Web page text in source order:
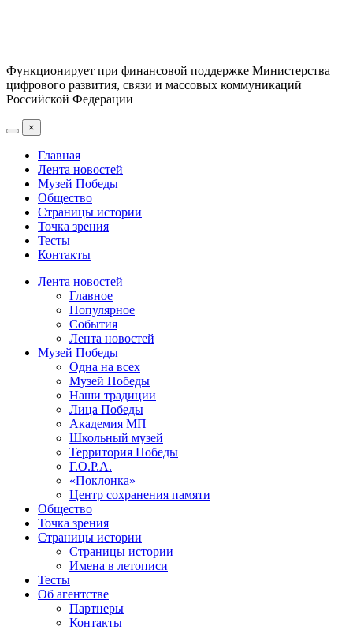
Функционирует при финансовой поддержке Министерства
цифрового развития, связи и массовых коммуникаций
Российской Федерации
×
Главная
Лента новостей
Музей Победы
Общество
Страницы истории
Точка зрения
Тесты
Контакты
Лента новостей
Главное
Популярное
События
Лента новостей
Музей Победы
Одна на всех
Музей Победы
Наши традиции
Лица Победы
Академия МП
Школьный музей
Территория Победы
Г.О.Р.А.
«Поклонка»
Центр сохранения памяти
Общество
Точка зрения
Страницы истории
Страницы истории
Имена в летописи
Тесты
Об агентстве
Партнеры
Контакты